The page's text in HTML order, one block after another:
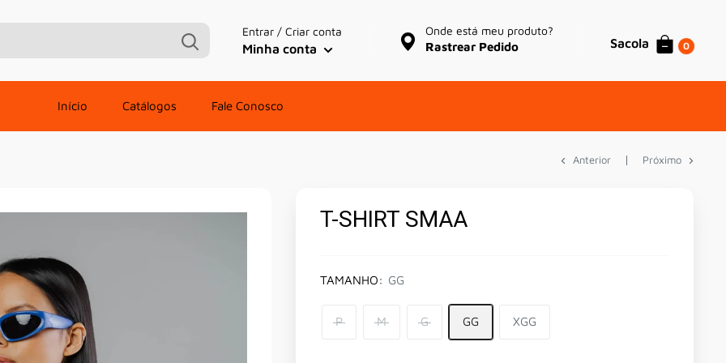
Entrar / Criar conta
Minha conta
Onde está meu produto?
Rastrear Pedido
Sacola 0
Início Catálogos Fale Conosco
Anterior Próximo
T-SHIRT SMAA
TAMANHO: GG
P M G GG XGG